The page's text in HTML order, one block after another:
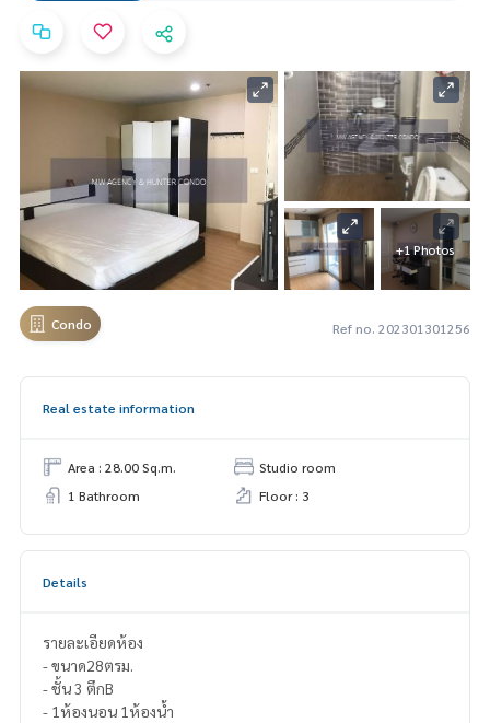
+1 Photos
Condo Ref no. 202301301256
Real estate information
Area : 28.00 Sq.m.
Studio room
1 Bathroom
Floor : 3
Details
รายละเอียดห้อง
- ขนาด28ตรม.
- ชั้น 3 ตึกB
- 1ห้องนอน 1ห้องน้ำ